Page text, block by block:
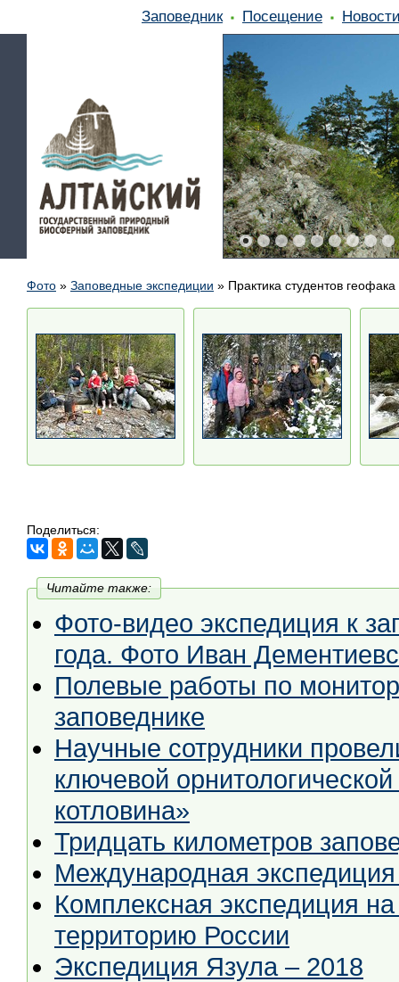
Заповедник Посещение
Фото » Заповедные экспедиции » Практика студентов
Поделиться:
Читайте также:
Фото-видео экспедиция к
года. Фото Иван
Полевые работы по
заповеднике
Научные сотрудники
ключевой
котловина»
Тридцать километров
Международная
Комплексная экспедиция
территорию России
Экспедиция Язула – 2018